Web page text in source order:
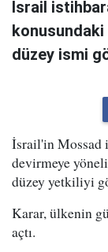
İsrail
konusundaki
düzey ismi
İsrail'in Mossad
devirmeye
düzey yetkiliyi
Karar, ülkenin
açtı.